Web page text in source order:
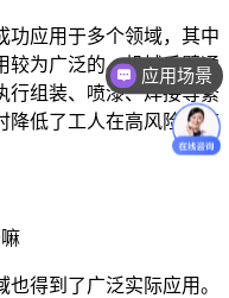
功应用于多个领域，其中
较为广泛的。机械手臂通
行组装、喷漆、焊接等繁
降低了工人在高风险、高
得到了广泛实际应用。
应用场景